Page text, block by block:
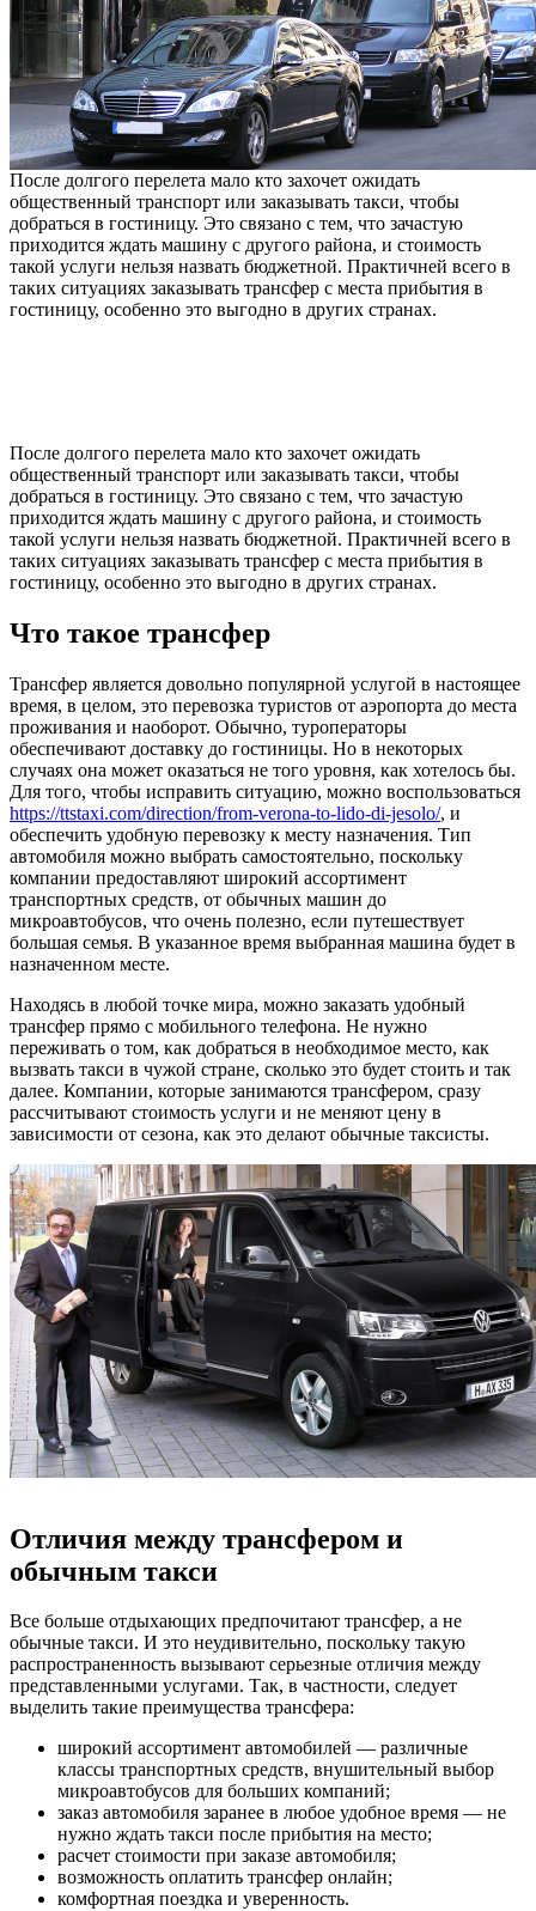
После долгого перелета мало кто захочет ожидать
общественный транспорт или заказывать такси, чтобы
добраться в гостиницу. Это связано с тем, что зачастую
приходится ждать машину с другого района, и стоимость
такой услуги нельзя назвать бюджетной. Практичней всего в
таких ситуациях заказывать трансфер с места прибытия в
гостиницу, особенно это выгодно в других странах.
После долгого перелета мало кто захочет ожидать
общественный транспорт или заказывать такси, чтобы
добраться в гостиницу. Это связано с тем, что зачастую
приходится ждать машину с другого района, и стоимость
такой услуги нельзя назвать бюджетной. Практичней всего в
таких ситуациях заказывать трансфер с места прибытия в
гостиницу, особенно это выгодно в других странах.
Что такое трансфер
Трансфер является довольно популярной услугой в настоящее
время, в целом, это перевозка туристов от аэропорта до места
проживания и наоборот. Обычно, туроператоры
обеспечивают доставку до гостиницы. Но в некоторых
случаях она может оказаться не того уровня, как хотелось бы.
Для того, чтобы исправить ситуацию, можно воспользоваться
https://ttstaxi.com/direction/from-verona-to-lido-di-jesolo/, и
обеспечить удобную перевозку к месту назначения. Тип
автомобиля можно выбрать самостоятельно, поскольку
компании предоставляют широкий ассортимент
транспортных средств, от обычных машин до
микроавтобусов, что очень полезно, если путешествует
большая семья. В указанное время выбранная машина будет в
назначенном месте.
Находясь в любой точке мира, можно заказать удобный
трансфер прямо с мобильного телефона. Не нужно
переживать о том, как добраться в необходимое место, как
вызвать такси в чужой стране, сколько это будет стоить и так
далее. Компании, которые занимаются трансфером, сразу
рассчитывают стоимость услуги и не меняют цену в
зависимости от сезона, как это делают обычные таксисты.
Отличия между трансфером и
обычным такси
Все больше отдыхающих предпочитают трансфер, а не
обычные такси. И это неудивительно, поскольку такую
распространенность вызывают серьезные отличия между
представленными услугами. Так, в частности, следует
выделить такие преимущества трансфера:
широкий ассортимент автомобилей — различные
классы транспортных средств, внушительный выбор
микроавтобусов для больших компаний;
заказ автомобиля заранее в любое удобное время — не
нужно ждать такси после прибытия на место;
расчет стоимости при заказе автомобиля;
возможность оплатить трансфер онлайн;
комфортная поездка и уверенность.